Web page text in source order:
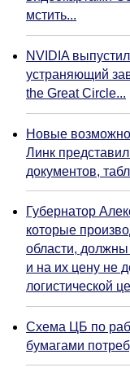
мстить...
NVIDIA
устраняющий
the Great Circle...
Новые
Линк
документов,
Губернатор
которые
области, должны
и на их цену не
логистической
Схема ЦБ по
бумагами